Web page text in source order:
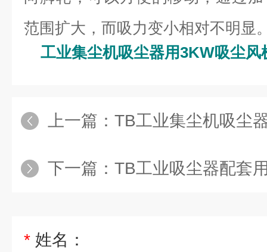
范围扩大，而吸力变小相对不明显
工业集尘机吸尘器用3KW吸尘风
上一篇： TB工业集尘机吸尘
下一篇： TB工业吸尘器配套
* 姓名：